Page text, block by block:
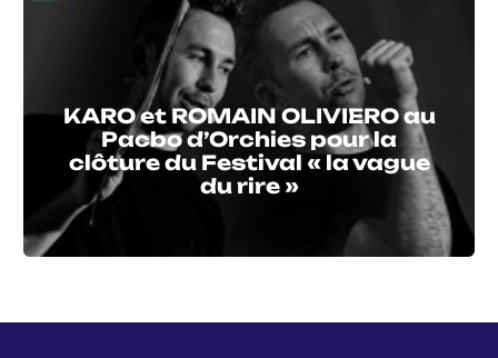
KARO et ROMAIN OLIVIERO au
Pacbo d’Orchies pour la
clôture du Festival « la vague
du rire »